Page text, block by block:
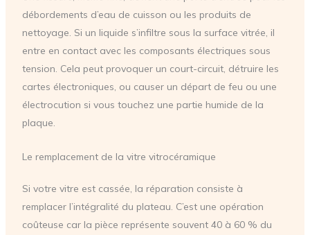
débordements d’eau de cuisson ou les produits de
nettoyage. Si un liquide s’infiltre sous la surface vitrée, il
entre en contact avec les composants électriques sous
tension. Cela peut provoquer un court-circuit, détruire les
cartes électroniques, ou causer un départ de feu ou une
électrocution si vous touchez une partie humide de la
plaque.
Le remplacement de la vitre vitrocéramique
Si votre vitre est cassée, la réparation consiste à
remplacer l’intégralité du plateau. C’est une opération
coûteuse car la pièce représente souvent 40 à 60 % du